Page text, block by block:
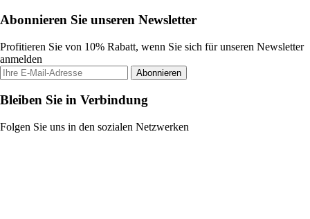
Abonnieren Sie unseren Newsletter
Profitieren Sie von 10% Rabatt, wenn Sie sich für unseren Newsletter
anmelden
Abonnieren
Bleiben Sie in Verbindung
Folgen Sie uns in den sozialen Netzwerken